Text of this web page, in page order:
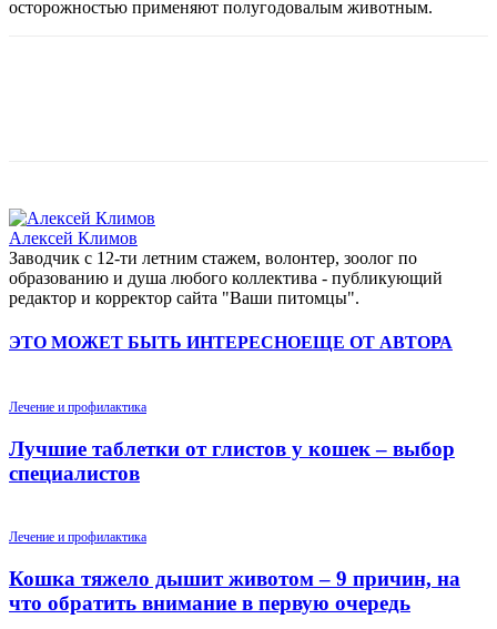
осторожностью применяют полугодовалым животным.
Алексей Климов
Заводчик c 12-ти летним стажем, волонтер, зоолог по
образованию и душа любого коллектива - публикующий
редактор и корректор сайта "Ваши питомцы".
ЭТО МОЖЕТ БЫТЬ ИНТЕРЕСНОЕЩЕ ОТ АВТОРА
Лечение и профилактика
Лучшие таблетки от глистов у кошек – выбор
специалистов
Лечение и профилактика
Кошка тяжело дышит животом – 9 причин, на
что обратить внимание в первую очередь